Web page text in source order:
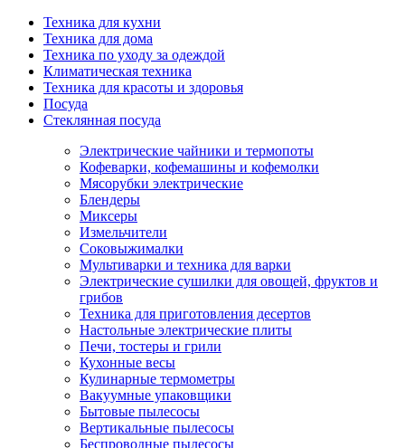
Техника для кухни
Техника для дома
Техника по уходу за одеждой
Климатическая техника
Техника для красоты и здоровья
Посуда
Стеклянная посуда
Электрические чайники и термопоты
Кофеварки, кофемашины и кофемолки
Мясорубки электрические
Блендеры
Миксеры
Измельчители
Соковыжималки
Мультиварки и техника для варки
Электрические сушилки для овощей, фруктов и
грибов
Техника для приготовления десертов
Настольные электрические плиты
Печи, тостеры и грили
Кухонные весы
Кулинарные термометры
Вакуумные упаковщики
Бытовые пылесосы
Вертикальные пылесосы
Беспроводные пылесосы